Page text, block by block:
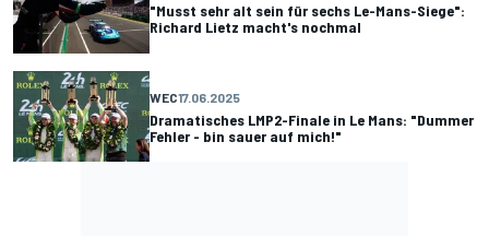
"Musst sehr alt sein für sechs Le-Mans-Siege":
Richard Lietz macht's nochmal
WEC17.06.2025
Dramatisches LMP2-Finale in Le Mans: "Dummer
Fehler - bin sauer auf mich!"